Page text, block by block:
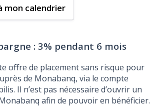
mon calendrier
: 3% pendant 6 mois
offre de placement sans risque pour
de Monabanq, via le compte
Il n’est pas nécessaire d’ouvrir un
afin de pouvoir en bénéficier.